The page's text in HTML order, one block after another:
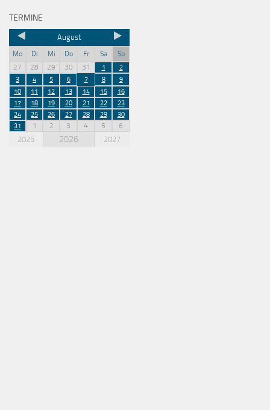
TERMINE
August
Mo Di Mi Do Fr Sa
So
27
28 29 30 31 1
2
3
4 5 6 7 8
9
10
11 12 13 14 15
16
17
18 19 20 21 22
23
24
25 26 27 28 29
30
31
1 2 3 4 5 6
2025 2026 2027